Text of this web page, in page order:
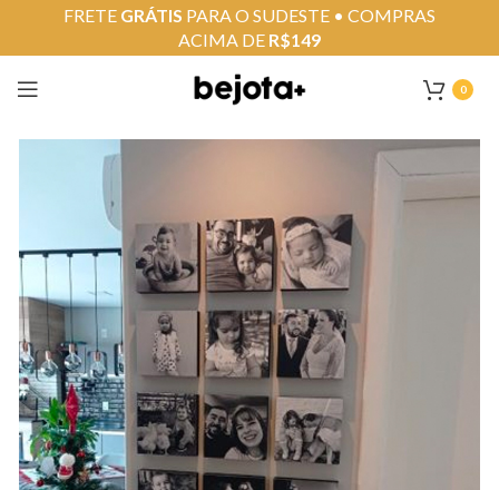
0
FRETE GRÁTIS PARA O SUDESTE • COMPRAS
ACIMA DE R$149